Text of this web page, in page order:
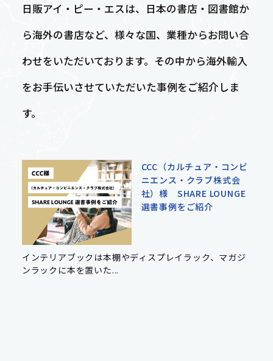
事業紹介 トップ
Contact
お問い合わせ
選書・販売
洋書・海外雑誌
輸入文具・雑貨
特集
日販アイ・ピー・エスは、日本の書店・図書館か
ら海外の書店など、様々な国、業種からお問い合
わせをいただいております。その中から海外輸入
をお手伝いさせていただいた事例をご紹介しま
す。
CCC（カルチュア・コンビ
ニエンス・クラブ株式会
社）様 SHARE LOUNGE
選書事例をご紹介
インテリアブックは本棚やディスプレイラック、マガジ
ンラックに本を置いた...